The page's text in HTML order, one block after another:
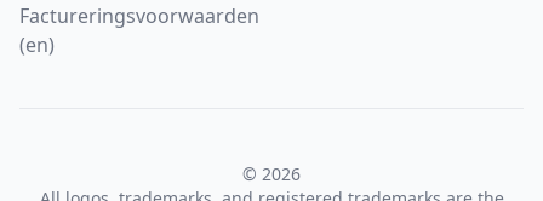
Factureringsvoorwaarden
(en)
© 2026